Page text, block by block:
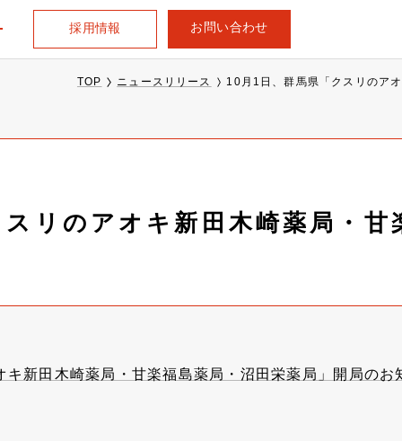
採用情報 お問い合わせ
TOP ニュースリリース 10月1日、群馬県「クスリのア
リのアオキ新田木崎薬局・甘
新田木崎薬局・甘楽福島薬局・沼田栄薬局」開局のお